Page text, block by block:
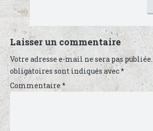
Laisser un commentaire
Votre adresse e-mail ne sera pas publiée.
obligatoires sont indiqués avec*
Commentaire *